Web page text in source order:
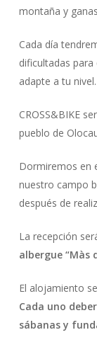
montaña y
Cada día
dificultadas
adapte a tu nivel.
CROSS&BIKE
pueblo de
Dormiremos en
nuestro campo
después de
La recepción
albergue “Màs
El alojamiento
Cada uno
sábanas y